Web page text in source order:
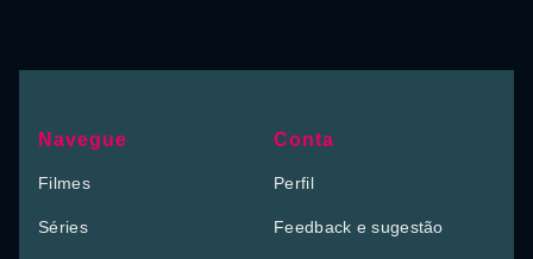
Navegue
Filmes
Séries
Conta
Perfil
Feedback e sugestão